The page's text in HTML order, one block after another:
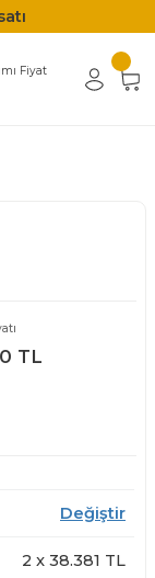
TL
Değiştir
2 x 38.381 TL